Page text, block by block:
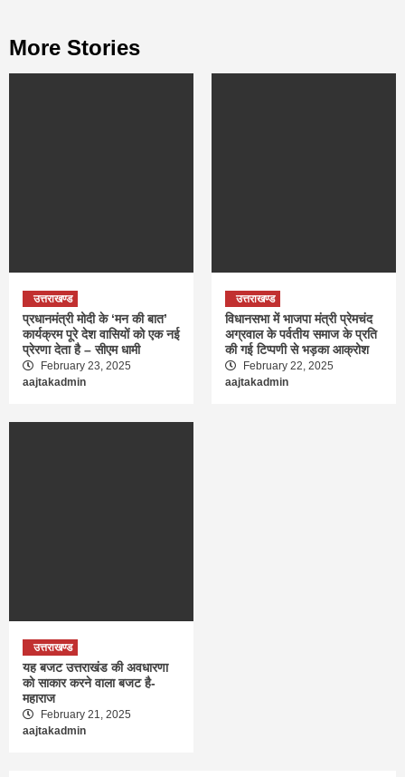
More Stories
उत्तराखण्ड
प्रधानमंत्री मोदी के ‘मन की बात’
कार्यक्रम पूरे देश वासियों को एक नई
प्रेरणा देता है – सीएम धामी
February 23, 2025
aajtakadmin
उत्तराखण्ड
विधानसभा में भाजपा मंत्री प्रेमचंद
अग्रवाल के पर्वतीय समाज के प्रति
की गई टिप्पणी से भड़का आक्रोश
February 22, 2025
aajtakadmin
उत्तराखण्ड
यह बजट उत्तराखंड की अवधारणा
को साकार करने वाला बजट है-
महाराज
February 21, 2025
aajtakadmin